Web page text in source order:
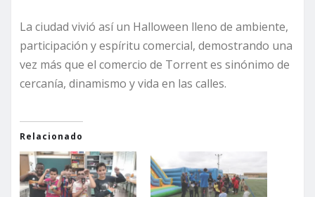
La ciudad vivió así un Halloween lleno de ambiente,
participación y espíritu comercial, demostrando una
vez más que el comercio de Torrent es sinónimo de
cercanía, dinamismo y vida en las calles.
Relacionado